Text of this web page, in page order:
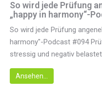
So wird jede Prüfung
„happy in harmony“-
So wird jede Prüfung
harmony"-Podcast #094
stressig und negativ belastet
Ansehen...